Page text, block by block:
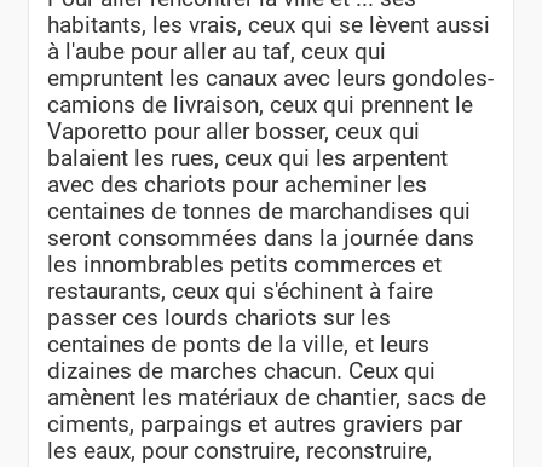
habitants, les vrais, ceux qui se lèvent aussi
à l'aube pour aller au taf, ceux qui
empruntent les canaux avec leurs gondoles-
camions de livraison, ceux qui prennent le
Vaporetto pour aller bosser, ceux qui
balaient les rues, ceux qui les arpentent
avec des chariots pour acheminer les
centaines de tonnes de marchandises qui
seront consommées dans la journée dans
les innombrables petits commerces et
restaurants, ceux qui s'échinent à faire
passer ces lourds chariots sur les
centaines de ponts de la ville, et leurs
dizaines de marches chacun. Ceux qui
amènent les matériaux de chantier, sacs de
ciments, parpaings et autres graviers par
les eaux, pour construire, reconstruire,